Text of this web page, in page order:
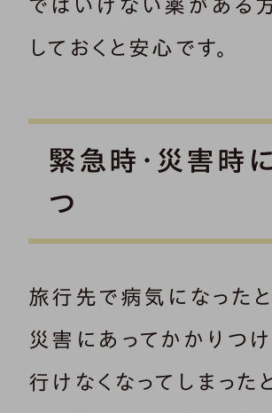
ではいけない薬がある
しておくと安心です。
緊急時・災害時
つ
旅行先で病気になった
災害にあってかかりつ
行けなくなってしまった